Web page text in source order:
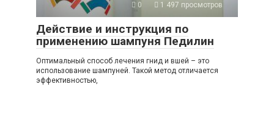
0
1 497 просмотров
Действие и инструкция по
применению шампуня Педилин
Оптимальный способ лечения гнид и вшей – это
использование шампуней. Такой метод отличается
эффективностью,